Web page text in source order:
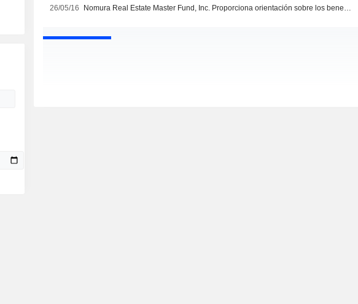
26/05/16 Nomura Real Estate Master Fund, Inc. Proporciona orientación sobre los beneficios para el período comprendido entre el 1 de septiembre de 2016 y el 28 de febrero de 2017